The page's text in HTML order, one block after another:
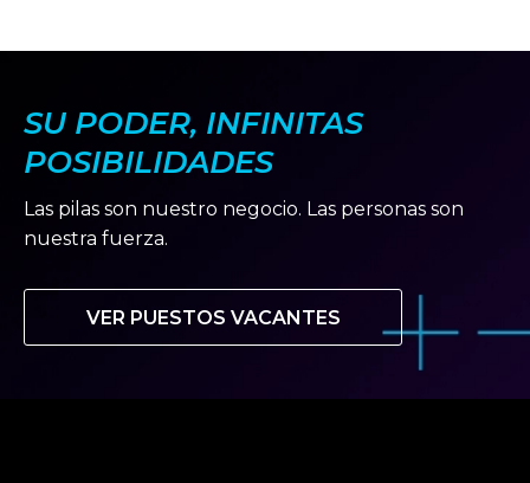
SU PODER, INFINITAS
POSIBILIDADES
Las pilas son nuestro negocio. Las personas son
nuestra fuerza.
VER PUESTOS VACANTES